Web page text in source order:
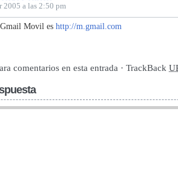
2005 a las 2:50 pm
Movil es http://m.gmail.com
comentarios en esta entrada · TrackBack